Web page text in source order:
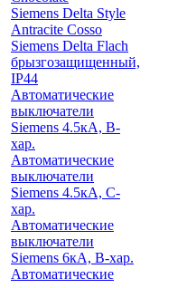
Siemens Delta Style
Antracite Cosso
Siemens Delta Flach
брызгозащищенный,
IP44
Автоматические
выключатели
Siemens 4.5кА, B-
хар.
Автоматические
выключатели
Siemens 4.5кА, C-
хар.
Автоматические
выключатели
Siemens 6кА, B-хар.
Автоматические